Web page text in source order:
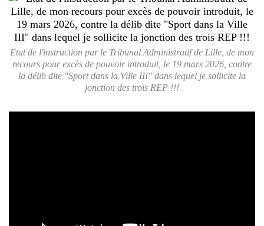
Etat de l'instruction par le Tribunal Administratif de Lille, de mon
recours pour excès de pouvoir introduit, le 19 mars 2026, contre
la délib dite "Sport dans la Ville III" dans lequel je sollicite la
jonction des trois REP !!!